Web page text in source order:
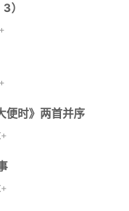
）
便时》两首并序